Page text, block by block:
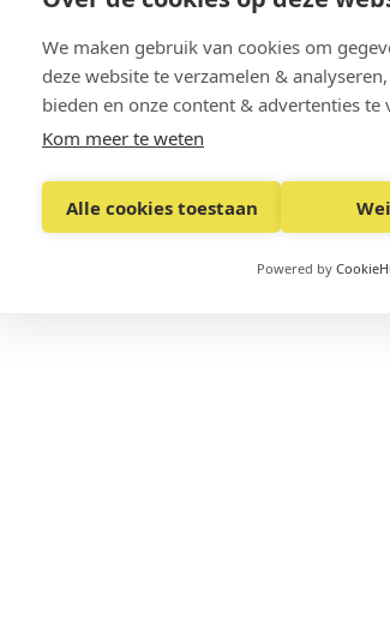
We maken gebruik van cookies om
deze website te verzamelen &
bieden en onze content & advertenties te
Kom meer te weten
Alle cookies toestaan
Powered by